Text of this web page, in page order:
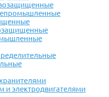
электродвигателями